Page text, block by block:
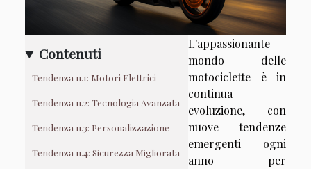
Contenuti
Tendenza n.1: Motori Elettrici
Tendenza n.2: Tecnologia Avanzata
Tendenza n.3: Personalizzazione
Tendenza n.4: Sicurezza Migliorata
L'appassionante
mondo delle
motociclette è in
continua
evoluzione, con
nuove tendenze
emergenti ogni
anno per